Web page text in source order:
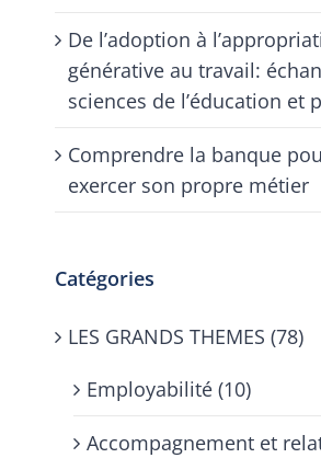
De l’adoption à
générative au travail:
sciences de l’éducation et
Comprendre la banque
exercer son propre métier
Catégories
LES GRANDS THEMES (78)
Employabilité (10)
Accompagnement et